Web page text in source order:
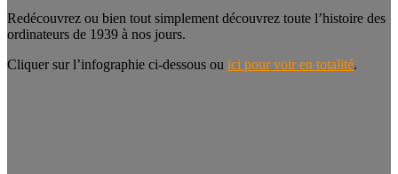
Redécouvrez ou bien tout simplement découvrez toute l’histoire des
ordinateurs de 1939 à nos jours.
Cliquer sur l’infographie ci-dessous ou ici pour voir en totalité.